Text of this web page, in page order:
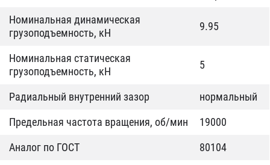
Номинальная динамическая
грузоподъемность, кН
9.95
Номинальная статическая
грузоподъемность, кН
5
Радиальный внутренний зазор
нормальный
Предельная частота вращения, об/мин
19000
Аналог по ГОСТ
80104